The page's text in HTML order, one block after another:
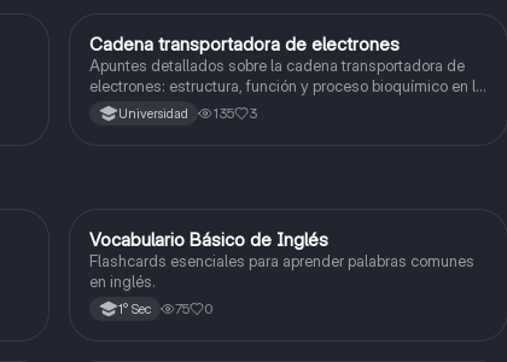
Ciencia y Tecnología
Cadena transportadora de electrones
Apuntes detallados sobre la cadena transportadora de
electrones: estructura, función y proceso bioquímico en la
producción de ATP. Incluye esquemas y explicaciones
sobre los complejos proteicos, el gradiente de protones y
Universidad 135 3
VInglés
Vocabulario Básico de Inglés
Flashcards esenciales para aprender palabras comunes
en inglés.
1° Sec 75 0